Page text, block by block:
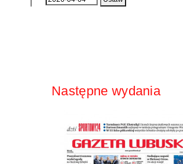
Następne wydania